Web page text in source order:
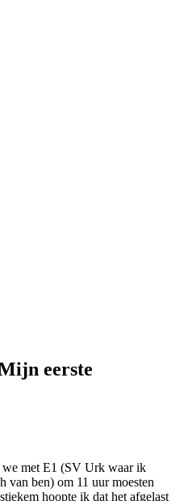
eerste
we met E1 (SV Urk waar ik
van ben) om 11 uur moesten
hoopte ik dat het afgelast